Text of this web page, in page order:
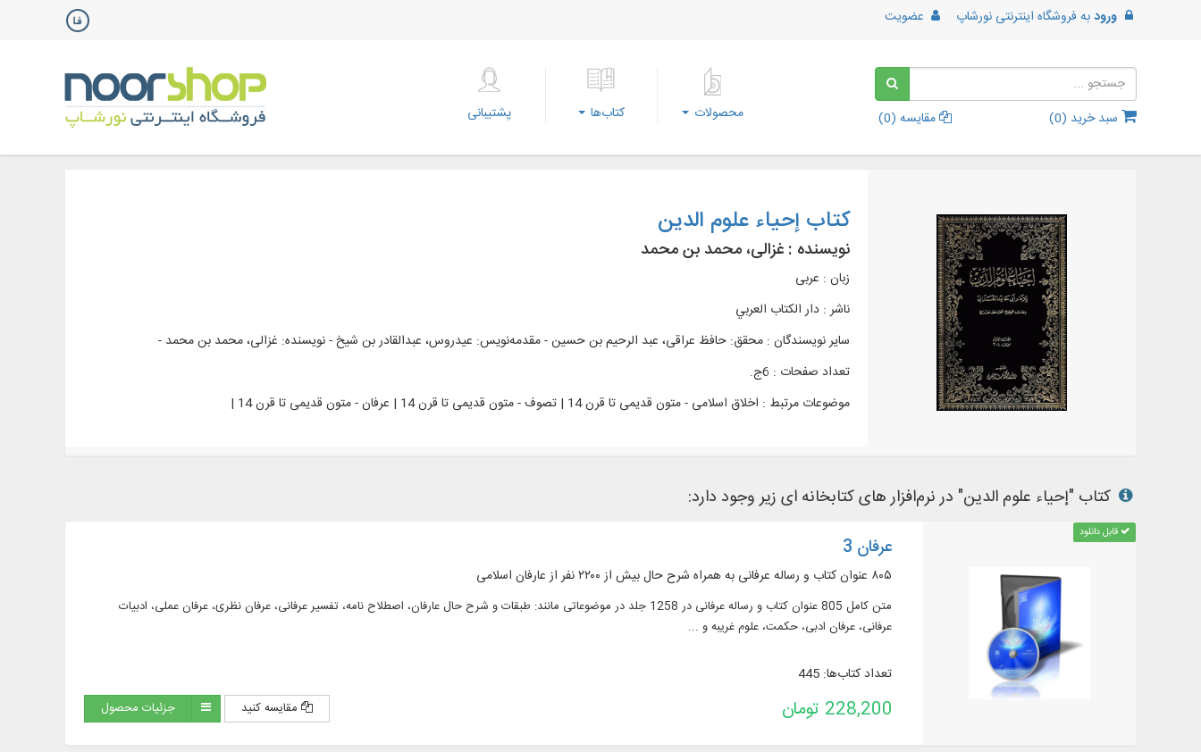
ورودبه فروشگاه اینترنتی نورشاپ عضویت
سبد خرید (0
) مقایسه (0
) محصولات کتاب‌ها پشتیبانی
کتاب إحیاء علوم الدین
نویسنده : غزالی، محمد بن محمد
زبان : عربی
ناشر : دار الکتاب العربي
سایر نویسندگان : محقق: حافظ عراقی، عبد الرحیم بن حسین - مقدمه‌نويس: عیدروس، عبدالقادر بن شیخ - نویسنده: غزالی، محمد بن محمد -
تعداد صفحات : 6ج.
موضوعات مرتبط : اخلاق اسلامی - متون قدیمی تا قرن 14 | تصوف - متون قدیمی تا قرن 14 | عرفان - متون قدیمی تا قرن 14 |
کتاب "إحیاء علوم الدین" در نرم‌افزار های کتابخانه ای زیر وجود دارد:
قابل دانلود
عرفان 3
۸۰۵ عنوان کتاب و رساله عرفانی به همراه شرح حال بیش از ۲۲۰۰ نفر از عارفان اسلامی
متن کامل 805 عنوان کتاب و رساله عرفانی در 1258 جلد در موضوعاتی مانند: طبقات و شرح حال عارفان، اصطلاح نامه، تفسیر عرفانی، عرفان نظری، عرفان عملی، ادبیات
عرفانی، عرفان ادبی، حکمت، علوم غریبه و ...
تعداد کتاب‌ها: 445
228,200 تومان مقایسه کنید جزئیات محصول